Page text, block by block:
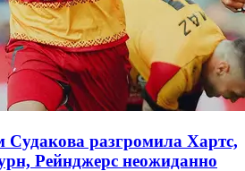
Судакова разгромила Хартс,
Рейнджерс неожиданно